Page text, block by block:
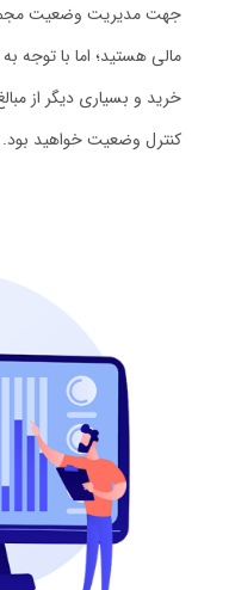
جهت مدیریت وضعیت
مالی هستید؛ اما با توجه
خرید و بسیاری دیگر از
کنترل وضعیت خواهید بود.